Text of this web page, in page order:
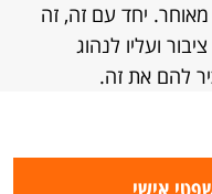
יחד עם זה, זה
ועליו לנהוג
להם את זה.